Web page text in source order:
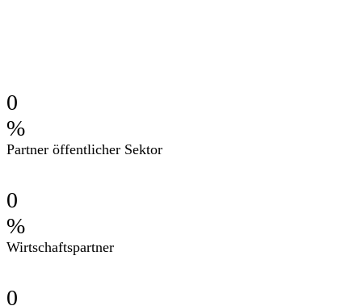
0
%
Partner öffentlicher Sektor
0
%
Wirtschaftspartner
0